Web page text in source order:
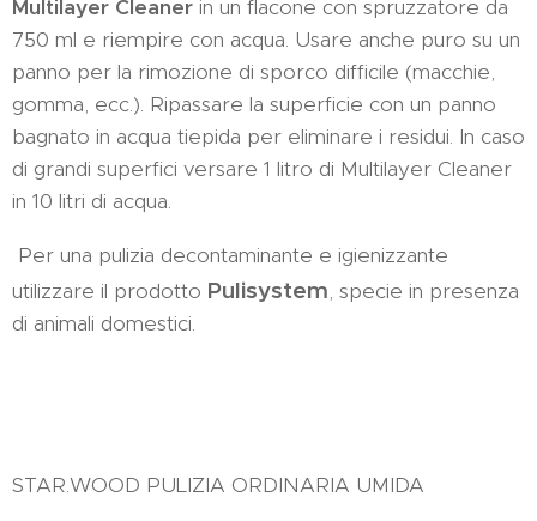
Multilayer Cleaner in un flacone con spruzzatore da
750 ml e riempire con acqua. Usare anche puro su un
panno per la rimozione di sporco difficile (macchie,
gomma, ecc.). Ripassare la superficie con un panno
bagnato in acqua tiepida per eliminare i residui. In caso
di grandi superfici versare 1 litro di Multilayer Cleaner
in 10 litri di acqua.
Per una pulizia decontaminante e igienizzante
utilizzare il prodotto Pulisystem, specie in presenza
di animali domestici.
STAR.WOOD PULIZIA ORDINARIA UMIDA